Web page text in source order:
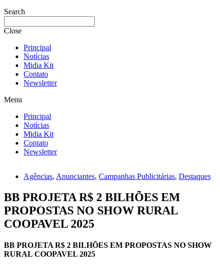
Search
Close
Principal
Notícias
Midia Kit
Contato
Newsletter
Menu
Principal
Notícias
Midia Kit
Contato
Newsletter
Agências, Anunciantes, Campanhas Publicitárias, Destaques
BB PROJETA R$ 2 BILHÕES EM
PROPOSTAS NO SHOW RURAL
COOPAVEL 2025
BB PROJETA R$ 2 BILHÕES EM PROPOSTAS NO SHOW
RURAL COOPAVEL 2025